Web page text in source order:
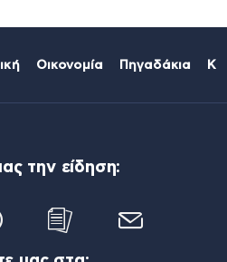
Οικονομία Πηγαδάκια
την είδηση: